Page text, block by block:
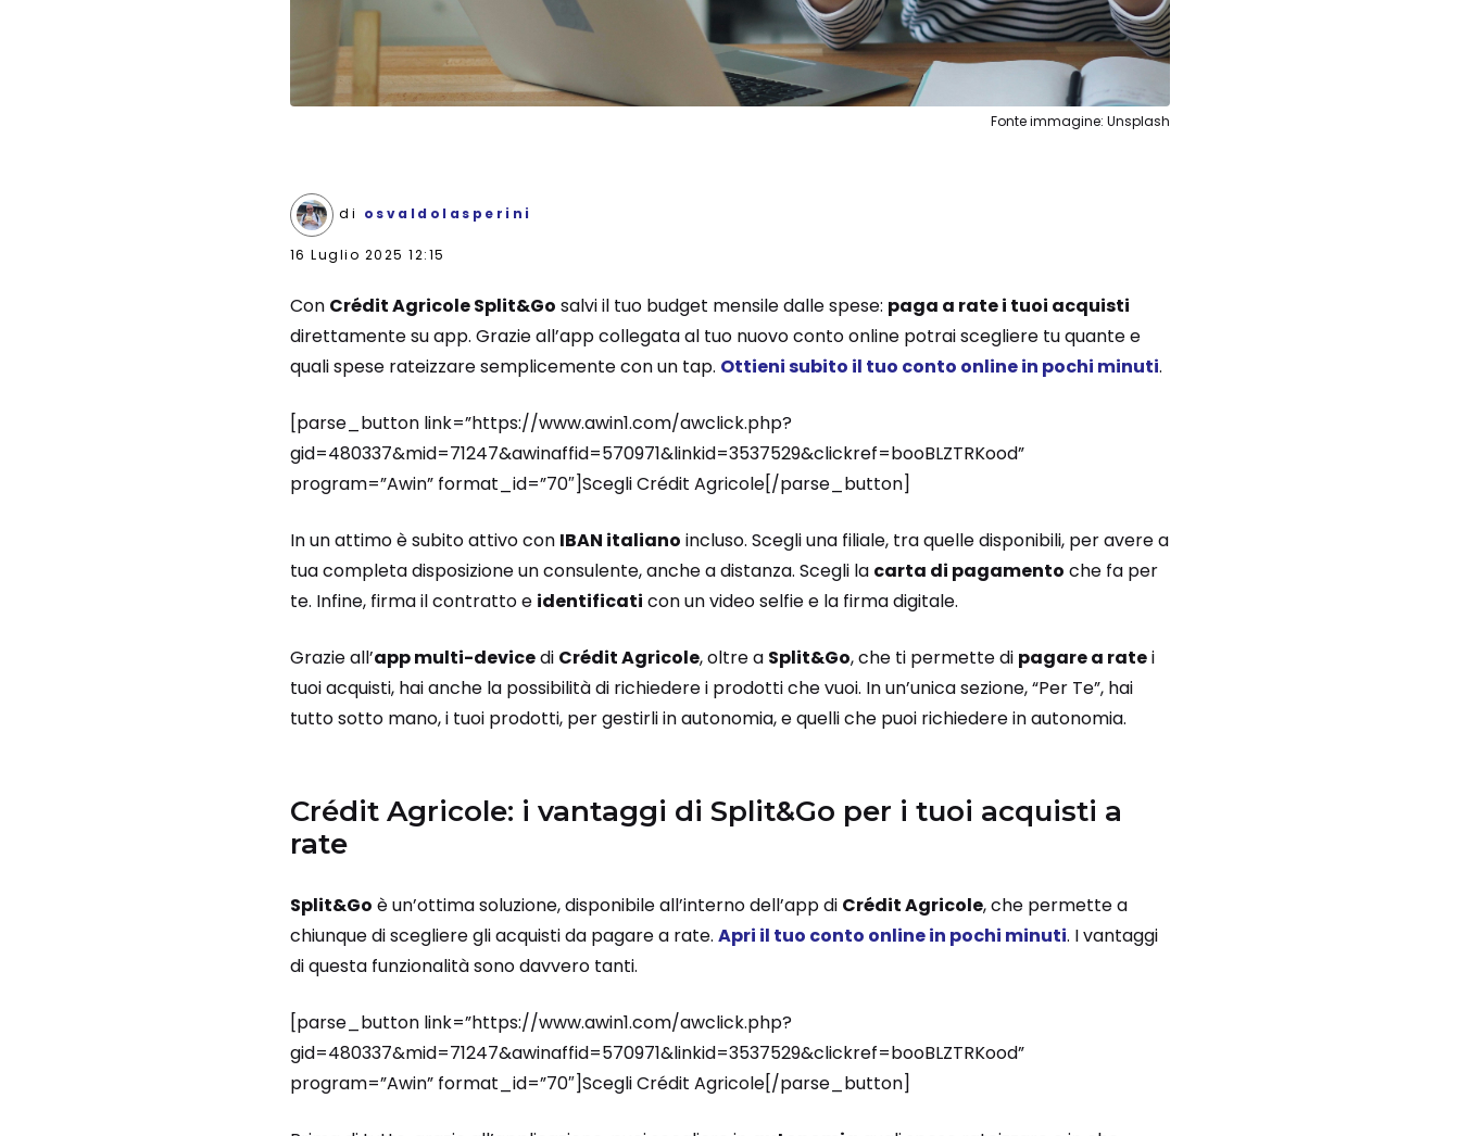
Fonte immagine: Unsplash
di osvaldolasperini
16 Luglio 2025 12:15
Con Crédit Agricole Split&Go salvi il tuo budget mensile dalle spese: paga a rate i tuoi acquisti
direttamente su app. Grazie all’app collegata al tuo nuovo conto online potrai scegliere tu quante e
quali spese rateizzare semplicemente con un tap. Ottieni subito il tuo conto online in pochi minuti.
[parse_button link=”https://www.awin1.com/awclick.php?
gid=480337&mid=71247&awinaffid=570971&linkid=3537529&clickref=booBLZTRKood”
program=”Awin” format_id=”70″]Scegli Crédit Agricole[/parse_button]
In un attimo è subito attivo con IBAN italiano incluso. Scegli una filiale, tra quelle disponibili, per avere a
tua completa disposizione un consulente, anche a distanza. Scegli la carta di pagamento che fa per
te. Infine, firma il contratto e identificati con un video selfie e la firma digitale.
Grazie all’app multi-devicedi Crédit Agricole, oltre a Split&Go, che ti permette di pagare a ratei
tuoi acquisti, hai anche la possibilità di richiedere i prodotti che vuoi. In un’unica sezione, “Per Te”, hai
tutto sotto mano, i tuoi prodotti, per gestirli in autonomia, e quelli che puoi richiedere in autonomia.
Crédit Agricole: i vantaggi di Split&Go per i tuoi acquisti a
rate
Split&Go è un’ottima soluzione, disponibile all’interno dell’app di Crédit Agricole, che permette a
chiunque di scegliere gli acquisti da pagare a rate. Apri il tuo conto online in pochi minuti. I vantaggi
di questa funzionalità sono davvero tanti.
[parse_button link=”https://www.awin1.com/awclick.php?
gid=480337&mid=71247&awinaffid=570971&linkid=3537529&clickref=booBLZTRKood”
program=”Awin” format_id=”70″]Scegli Crédit Agricole[/parse_button]